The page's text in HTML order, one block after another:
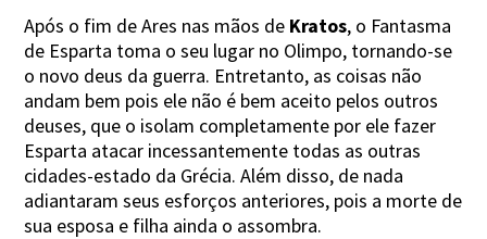
Após o fim de Ares nas mãos de Kratos, o Fantasma
de Esparta toma o seu lugar no Olimpo, tornando-se
o novo deus da guerra. Entretanto, as coisas não
andam bem pois ele não é bem aceito pelos outros
deuses, que o isolam completamente por ele fazer
Esparta atacar incessantemente todas as outras
cidades-estado da Grécia. Além disso, de nada
adiantaram seus esforços anteriores, pois a morte de
sua esposa e filha ainda o assombra.